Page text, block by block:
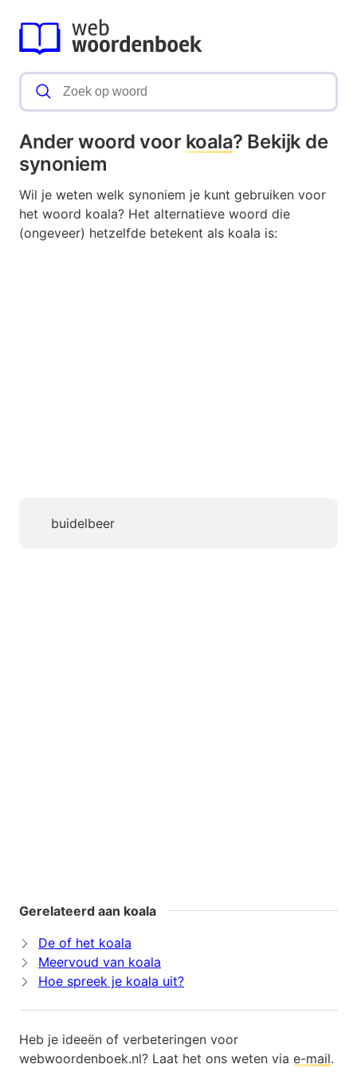
Ander woord voor koala? Bekijk de
synoniem
Wil je weten welk synoniem je kunt gebruiken voor
het woord koala? Het alternatieve woord die
(ongeveer) hetzelfde betekent als koala is:
buidelbeer
Gerelateerd aan koala
De of het koala
Meervoud van koala
Hoe spreek je koala uit?
Heb je ideeën of verbeteringen voor
webwoordenboek.nl? Laat het ons weten via e-mail.